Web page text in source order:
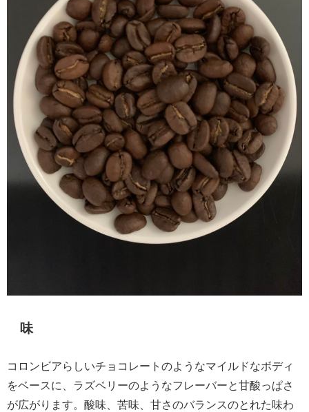
味
コロンビアらしいチョコレートのようなマイルドなボディ
をベースに、ラズベリーのようなフレーバーと甘酸っぱさ
が広がります。酸味、苦味、甘さのバランスのとれた味わ